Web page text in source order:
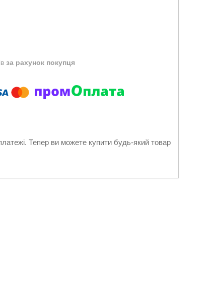
за рахунок покупця
Тепер ви можете купити будь-який товар